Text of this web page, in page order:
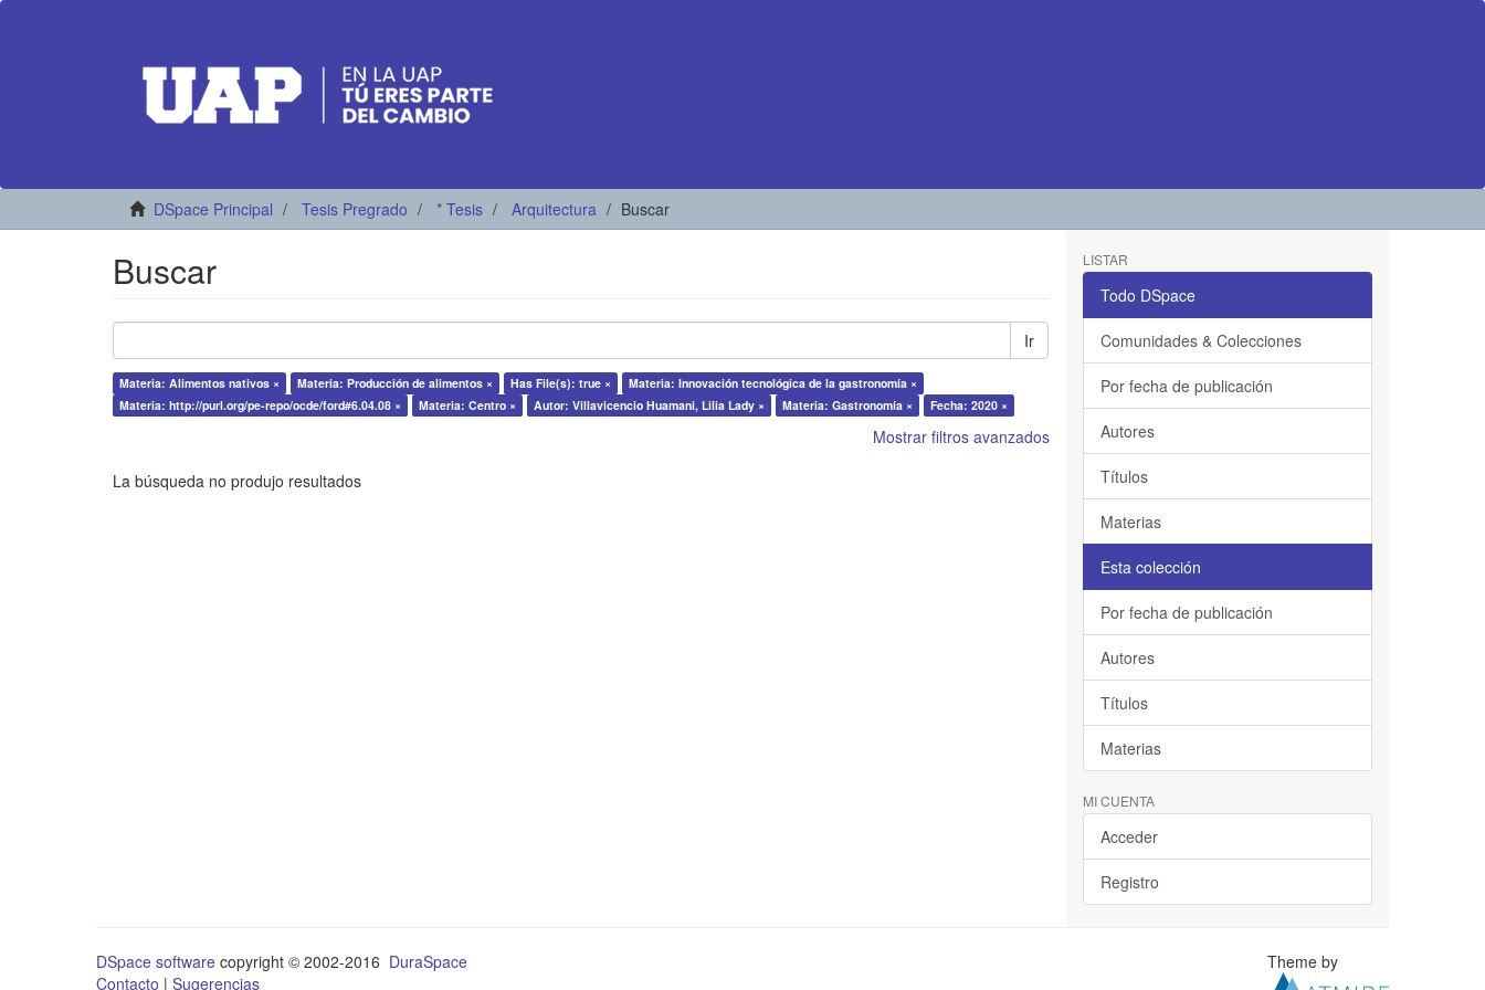
DSpace Principal Tesis Pregrado * Tesis Arquitectura Buscar
Buscar
Ir
Materia: Alimentos nativos × Materia: Producción de alimentos × Has File(s): true ×
Materia: Innovación tecnológica de la gastronomía ×
Materia: http://purl.org/pe-repo/ocde/ford#6.04.08 ×
Materia: Centro × Autor: Villavicencio Huamani, Lilia Lady × Materia: Gastronomía × Fecha: 2020 ×
Mostrar filtros avanzados
La búsqueda no produjo resultados
LISTAR
Todo DSpace
Comunidades & Colecciones
Por fecha de publicación
Autores
Títulos
Materias
Esta colección
Por fecha de publicación
Autores
Títulos
Materias
MI CUENTA
Acceder
Registro
DSpace software copyright © 2002-2016 DuraSpace
Contacto | Sugerencias
Theme by